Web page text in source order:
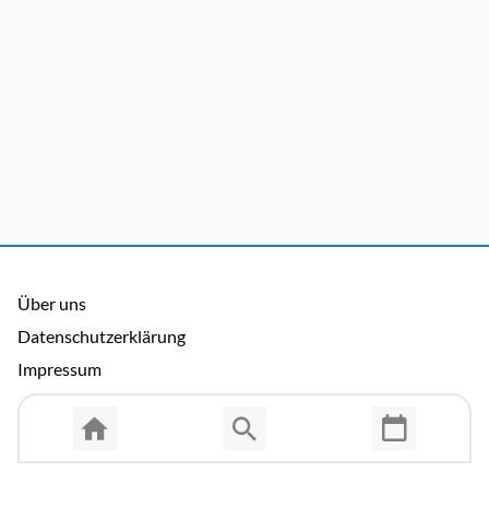
Über uns
Datenschutzerklärung
Impressum
Allgemeine Nutzungsbedingungen